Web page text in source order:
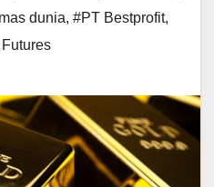
dunia, #PT Bestprofit,